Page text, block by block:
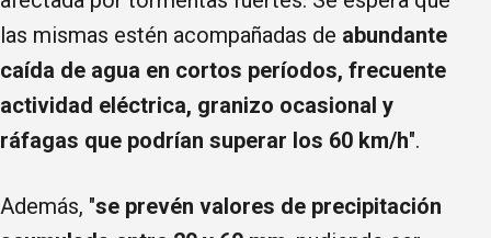
las mismas estén acompañadas de abundante
caída de agua en cortos períodos, frecuente
actividad eléctrica, granizo ocasional y
ráfagas que podrían superar los 60 km/h".
Además, "se prevén valores de precipitación